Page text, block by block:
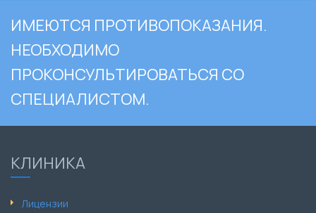
ИМЕЮТСЯ ПРОТИВОПОКАЗАНИЯ.
НЕОБХОДИМО
ПРОКОНСУЛЬТИРОВАТЬСЯ СО
СПЕЦИАЛИСТОМ.
КЛИНИКА
Лицензии